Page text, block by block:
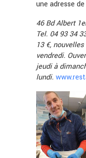
une adresse
46 Bd Albert
Tel. 04 93 34
13 €,
vendredi.
jeudi à
lundi.